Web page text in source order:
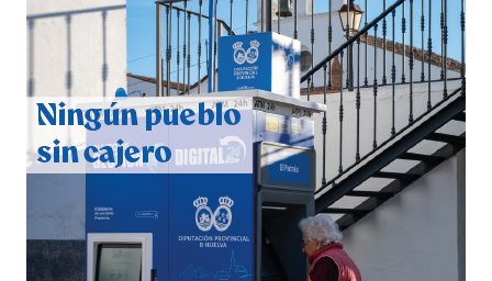
QUINTA CORRIDA DE LAS FIESTAS COLOMBINAS
2026
hace 6 días·Huelvatv